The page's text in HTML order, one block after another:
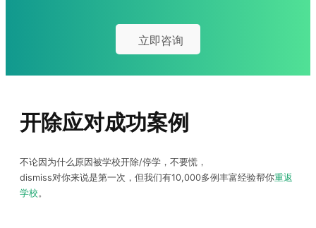
立即咨询
开除应对成功案例
不论因为什么原因被学校开除/停学，不要慌，
dismiss对你来说是第一次，但我们有10,000多例丰富经验帮你重返
学校 。